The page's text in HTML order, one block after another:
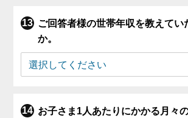
ご回答者様の世帯年収を教えてい
か。
お子さま1人あたりにかかる月々